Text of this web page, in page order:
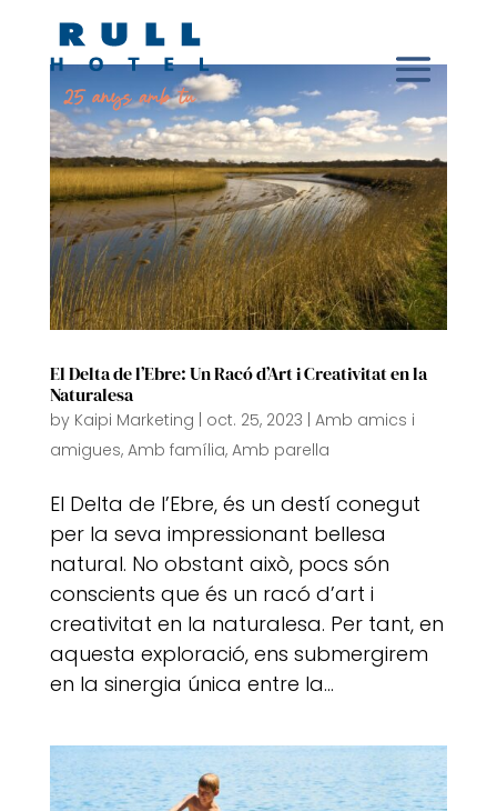
El Delta de l’Ebre: Un Racó d’Art i Creativitat en la
Naturalesa
by Kaipi Marketing | oct. 25, 2023 | Amb amics i
amigues, Amb família, Amb parella
El Delta de l’Ebre, és un destí conegut
per la seva impressionant bellesa
natural. No obstant això, pocs són
conscients que és un racó d’art i
creativitat en la naturalesa. Per tant, en
aquesta exploració, ens submergirem
en la sinergia única entre la...